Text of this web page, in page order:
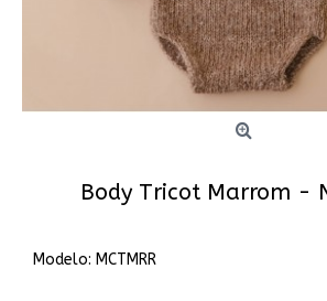
Body Tricot Marrom -
Modelo: MCTMRR